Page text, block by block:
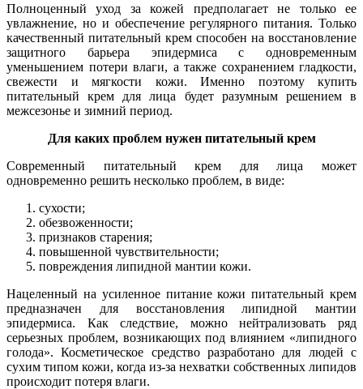
Полноценный уход за кожей предполагает не только ее
увлажнение, но и обеспечение регулярного питания. Только
качественный питательный крем способен на восстановление
защитного барьера эпидермиса с одновременным
уменьшением потери влаги, а также сохранением гладкости,
свежести и мягкости кожи. Именно поэтому купить
питательный крем для лица будет разумным решением в
межсезонье и зимний период.
Для каких проблем нужен питательный крем
Современный питательный крем для лица может
одновременно решить несколько проблем, в виде:
сухости;
обезвоженности;
признаков старения;
повышенной чувствительности;
повреждения липидной мантии кожи.
Нацеленный на усиленное питание кожи питательный крем
предназначен для восстановления липидной мантии
эпидермиса. Как следствие, можно нейтрализовать ряд
серьезных проблем, возникающих под влиянием «липидного
голода». Косметическое средство разработано для людей с
сухим типом кожи, когда из-за нехватки собственных липидов
происходит потеря влаги.